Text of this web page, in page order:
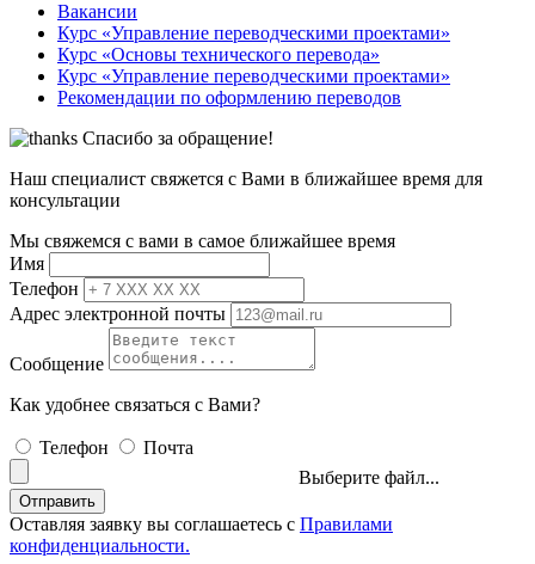
Вакансии
Курс «Управление переводческими проектами»
Курс «Основы технического перевода»
Курс «Управление переводческими проектами»
Рекомендации по оформлению переводов
Спасибо за обращение!
Наш специалист свяжется с Вами в ближайшее время для
консультации
Мы свяжемся с вами в самое ближайшее время
Имя
Телефон
Адрес электронной почты
Сообщение
Как удобнее связаться с Вами?
Телефон
Почта
Выберите файл...
Отправить
Оставляя заявку вы соглашаетесь с Правилами
конфиденциальности.